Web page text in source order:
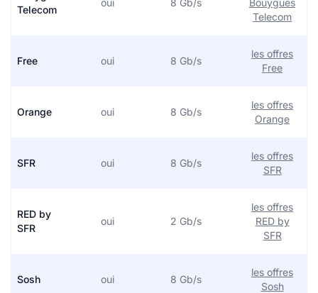
Telecom
oui 8 Gb/s
Bouygues
Telecom
Free oui 8 Gb/s
les offres
Free
Orange oui 8 Gb/s
les offres
Orange
SFR oui 8 Gb/s
les offres
SFR
RED by
SFR
oui 2 Gb/s
les offres
RED by
SFR
Sosh oui 8 Gb/s
les offres
Sosh